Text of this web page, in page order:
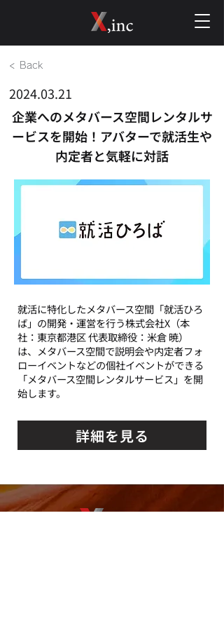
< Back
2024.03.21
企業へのメタバース空間レンタルサ
ービスを開始！アバターで就活生や
内定者と気軽に対話
就活に特化したメタバース空間「就活ひろ
ば」の開発・運営を行う株式会社X（本
社：東京都港区 代表取締役：米倉 暁）
は、メタバース空間で説明会や内定者フォ
ローイベントなどの個社イベントができる
「メタバース空間レンタルサービス」を開
始します。
詳細を見る